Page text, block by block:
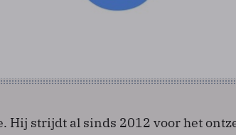
Hij strijdt al sinds 2012 voor het